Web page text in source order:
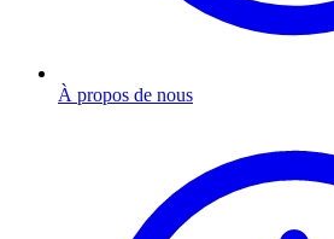
À propos de nous